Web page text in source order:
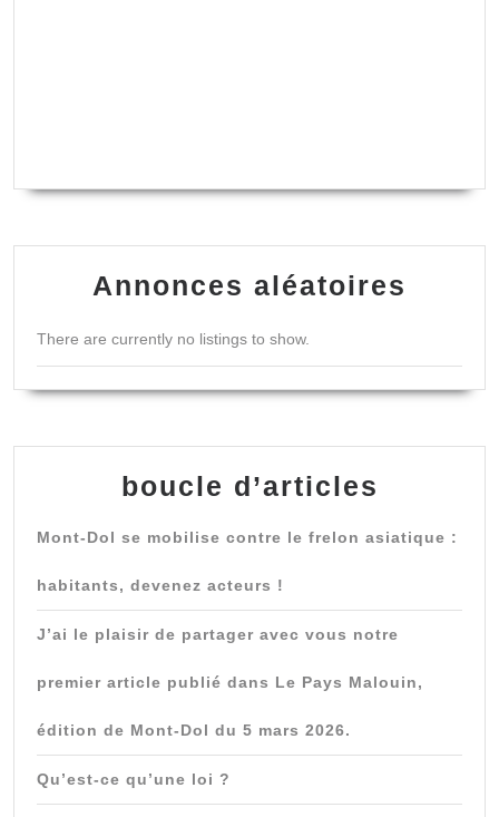
Annonces aléatoires
There are currently no listings to show.
boucle d’articles
Mont-Dol se mobilise contre le frelon asiatique :
habitants, devenez acteurs !
J’ai le plaisir de partager avec vous notre
premier article publié dans Le Pays Malouin,
édition de Mont-Dol du 5 mars 2026.
Qu’est-ce qu’une loi ?